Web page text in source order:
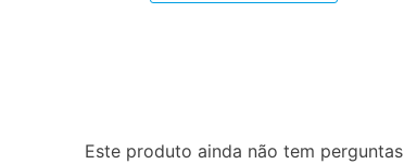
Este produto ainda não tem perguntas